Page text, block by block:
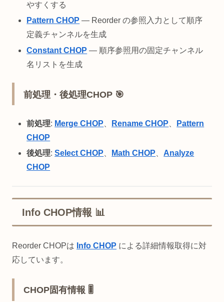
やすくする
Pattern CHOP — Reorder の参照入力として順序
定義チャンネルを生成
Constant CHOP — 順序参照用の固定チャンネル
名リストを生成
前処理・後処理CHOP 🎯
前処理: Merge CHOP Rename CHOP
Pattern
CHOP
後処理:Select CHOP Math CHOP
Analyze
CHOP
Info CHOP情報 📊
Reorder CHOPは Info CHOP による詳細情報取得に対
応しています。
CHOP固有情報 🎚️